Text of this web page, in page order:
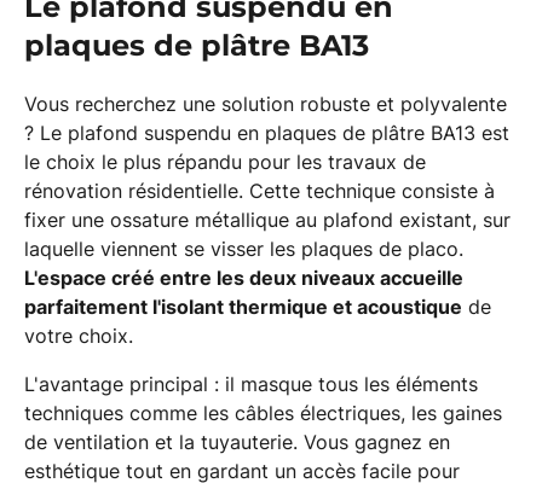
plaques de plâtre BA13
Vous recherchez une solution robuste et polyvalente
? Le plafond suspendu en plaques de plâtre BA13 est
le choix le plus répandu pour les travaux de
rénovation résidentielle. Cette technique consiste à
fixer une ossature métallique au plafond existant, sur
laquelle viennent se visser les plaques de placo.
L'espace créé entre les deux niveaux accueille
parfaitement l'isolant thermique et acoustique de
votre choix.
L'avantage principal : il masque tous les éléments
techniques comme les câbles électriques, les gaines
de ventilation et la tuyauterie. Vous gagnez en
esthétique tout en gardant un accès facile pour